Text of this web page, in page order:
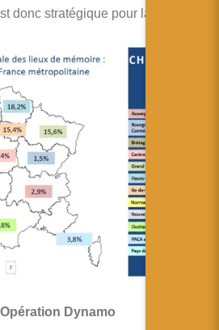
donc stratégique pour la région.
Dynamo